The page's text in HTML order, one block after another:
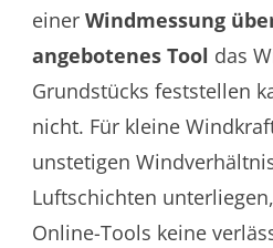
einer Windmessung
angebotenes Tool das
Grundstücks feststellen
nicht. Für kleine
unstetigen
Luftschichten
Online-Tools keine